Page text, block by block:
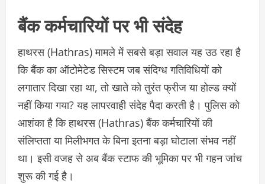
बैंक कर्मचारियों पर भी संदेह
हाथरस (Hathras) मामले में सबसे बड़ा सवाल यह उठ रहा है
कि बैंक का ऑटोमेटेड सिस्टम जब संदिग्ध गतिविधियों को
लगातार दिखा रहा था, तो खाते को तुरंत फ्रीज या होल्ड क्यों
नहीं किया गया? यह लापरवाही संदेह पैदा करती है। पुलिस को
आशंका है कि हाथरस (Hathras) बैंक कर्मचारियों की
संलिप्तता या मिलीभगत के बिना इतना बड़ा घोटाला संभव नहीं
था। इसी वजह से अब बैंक स्टाफ की भूमिका पर भी गहन जांच
शुरू की गई है।